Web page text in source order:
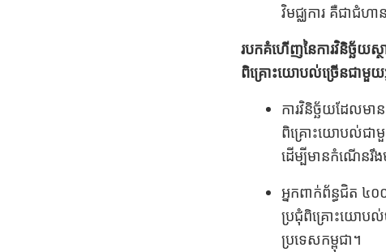
វិមជ្ឈការ គឺជាជំហា
របកគំហើញនៃការវិនិច្ឆ័យស្
ពិគ្រោះយោបល់ច្រើនជាមួយអ្
ការវិនិច្ឆ័យដែលម
ពិគ្រោះយោបល់ជា
ដើម្បីមានកំណើនរឹង
អ្នកពាក់ព័ន្ធជិត
ប្រជុំពិគ្រោះយោបល់ចំ
ប្រទេសកម្ពុជា។